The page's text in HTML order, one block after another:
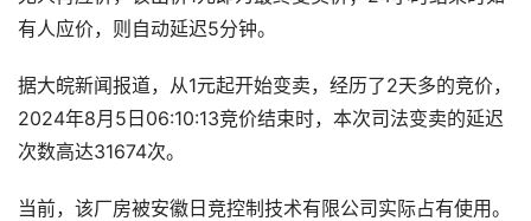
有人应价，则自动延迟5分钟。
据大皖新闻报道，从1元起开始变卖，经历了2天多的竞价，
2024年8月5日06:10:13竞价结束时，本次司法变卖的延迟
次数高达31674次。
当前，该厂房被安徽日竞控制技术有限公司实际占有使用。